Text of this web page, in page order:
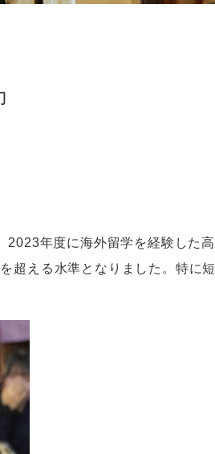
年度に海外留学を経験した高
超える水準となりました。特に短